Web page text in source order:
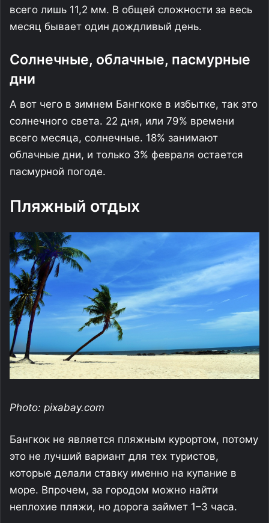
всего лишь 11,2 мм. В общей сложности за весь
месяц бывает один дождливый день.
Солнечные, облачные, пасмурные
дни
А вот чего в зимнем Бангкоке в избытке, так это
солнечного света. 22 дня, или 79% времени
всего месяца, солнечные. 18% занимают
облачные дни, и только 3% февраля остается
пасмурной погоде.
Пляжный отдых
Photo: pixabay.com
Бангкок не является пляжным курортом, потому
это не лучший вариант для тех туристов,
которые делали ставку именно на купание в
море. Впрочем, за городом можно найти
неплохие пляжи, но дорога займет 1–3 часа.